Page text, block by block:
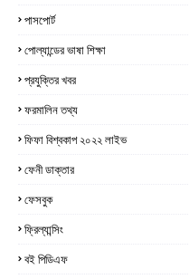
পাসপোর্ট
পোল্যান্ডের ভাষা শিক্ষা
প্রযুক্তির খবর
ফরমালিন তথ্য
ফিফা বিশ্বকাপ ২০২২ লাইভ
ফেনী ডাক্তার
ফেসবুক
ফ্রিল্যান্সিং
বই পিডিএফ